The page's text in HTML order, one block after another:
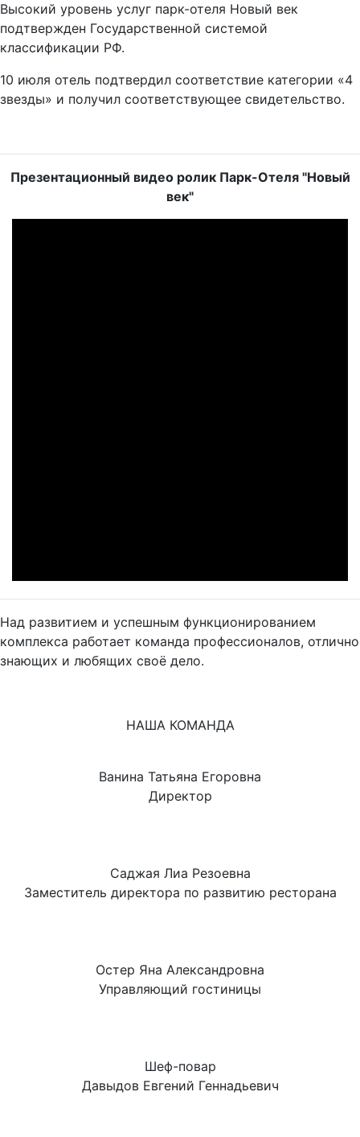
Высокий уровень услуг парк-отеля Новый век
подтвержден Государственной системой
классификации РФ.
10 июля отель подтвердил соответствие категории «4
звезды» и получил соответствующее свидетельство.
Презентационный видео ролик Парк-Отеля "Новый
век"
Над развитием и успешным функционированием
комплекса работает команда профессионалов, отлично
знающих и любящих своё дело.
НАША КОМАНДА
Ванина Татьяна Егоровна
Директор
Саджая Лиа Резоевна
Заместитель директора по развитию ресторана
Остер Яна Александровна
Управляющий гостиницы
Шеф-повар
Давыдов Евгений Геннадьевич